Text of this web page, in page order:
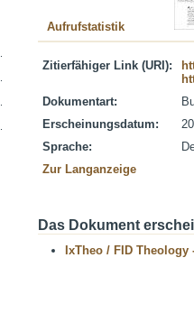
Aufrufstatistik
Zitierfähiger Link (URI):
Dokumentart:
Erscheinungsdatum:
Sprache:
Zur Langanzeige
Das Dokument
IxTheo / FID Theology